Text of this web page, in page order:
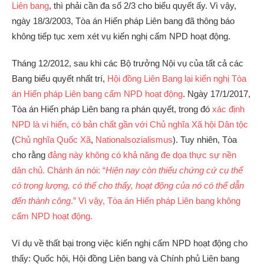
Liên bang, thì phải cần đa số 2/3 cho biểu quyết ấy. Vì vậy,
ngày 18/3/2003, Tòa án Hiến pháp Liên bang đã thông báo
không tiếp tục xem xét vụ kiến nghị cấm NPD hoạt động.
Tháng 12/2012, sau khi các Bộ trưởng Nội vụ của tất cả các
Bang biểu quyết nhất trí, Hội đồng Liên Bang lại kiến nghị Tòa
án Hiến pháp Liên bang cấm NPD hoạt động. Ngày 17/1/2017,
Tòa án Hiến pháp Liên bang ra phán quyết, trong đó xác định
NPD là vi hiến, có bản chất gần với Chủ nghĩa Xã hội Dân tộc
(Chủ nghĩa Quốc Xã, Nationalsozialismus). Tuy nhiên, Tòa
cho rằng đảng này không có khả năng đe dọa thực sự nền
dân chủ. Chánh án nói: “Hiện nay còn thiếu chứng cứ cụ thể
có trọng lượng, có thể cho thấy, hoạt động của nó có thể dẫn
đến thành công.” Vì vậy, Tòa án Hiến pháp Liên bang không
cấm NPD hoạt động.
Ví dụ về thất bại trong việc kiến nghị cấm NPD hoạt động cho
thấy: Quốc hội, Hội đồng Liên bang và Chính phủ Liên bang